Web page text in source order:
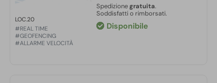
LOC.20
#REAL TIME
#GEOFENCING
#ALLARME VELOCITÀ
Spedizionegratuita.
Soddisfatti o rimborsati.
Disponibile